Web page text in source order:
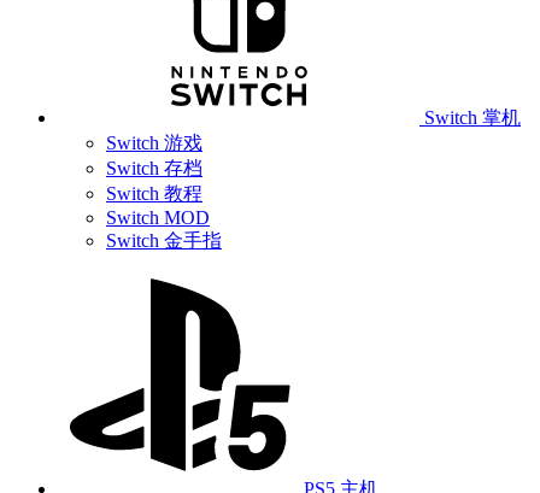
Switch 掌机
Switch 游戏
Switch 存档
Switch 教程
Switch MOD
Switch 金手指